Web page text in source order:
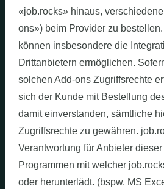
«job.rocks» hinaus,
ons») beim Provider zu
können insbesondere die
Drittanbietern ermöglichen.
solchen Add-ons Zugriffsrechte
sich der Kunde mit Bestellung
damit einverstanden, sämtliche
Zugriffsrechte zu gewähren.
Verantwortung für Anbieter
Programmen mit welcher
oder herunterlädt. (bspw. MS